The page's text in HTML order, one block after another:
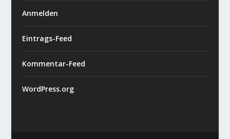
Anmelden
Eintrags-Feed
Kommentar-Feed
WordPress.org